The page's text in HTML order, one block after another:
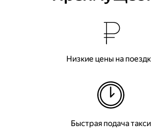
Низкие цены на
Быстрая подача такси